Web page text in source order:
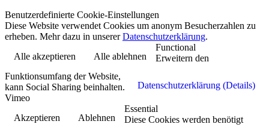
Benutzerdefinierte Cookie-Einstellungen
Diese Website verwendet Cookies um anonym Besucherzahlen zu
erheben. Mehr dazu in unsererDatenschutzerklärung.
Alle akzeptieren
Alle ablehnen
Datenschutzerklärung (Details)
Functional
Erweitern den
Funktionsumfang der Website,
kann Social Sharing beinhalten.
Vimeo
Akzeptieren
Ablehnen
Essential
Diese Cookies werden benötigt